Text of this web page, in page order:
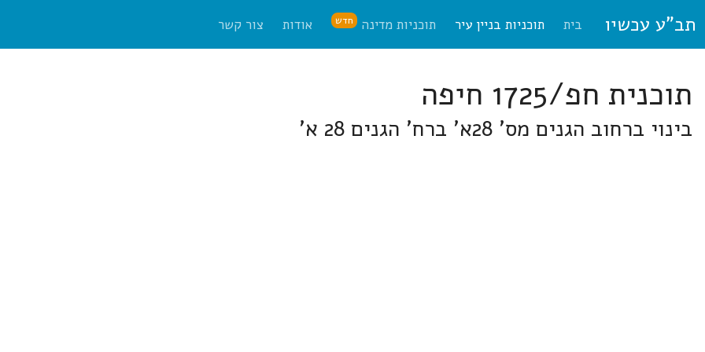
תב"ע עכשיו בית תוכניות בניין עיר תוכניות מדינה חדש אודות צור קשר
תוכנית חפ/1725 חיפה
בינוי ברחוב הגנים מס' 28א' ברח' הגנים 28 א'